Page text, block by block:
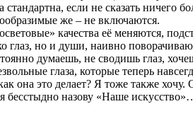
если не сказать
же – не включаются.
качества её меняются,
глаз, но и души, наивно
думаешь, не сводишь глаз,
глаза, которые теперь
она это делает? Я тоже также
бесстыдно назову «Наше